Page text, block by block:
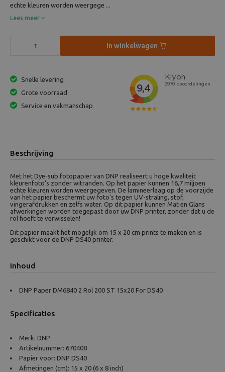
echte kleuren worden weergege ...
Lees meer
In winkelwagen
Snelle levering
Grote voorraad
Service en vakmanschap
Beschrijving
Met het Dye-sub fotopapier van DNP realiseert u hoge kwaliteit
kleurenfoto's zonder witranden. Op het papier kunnen 16,7 miljoen
echte kleuren worden weergegeven. De lamineerlaag op de voorzijde
van het papier beschermt uw foto's tegen UV-straling, stof,
vingerafdrukken en zelfs water. Op dit papier kunnen Mat en Glans
afwerkingen worden toegepast door uw DNP printer, zonder dat u de
rol hoeft te verwisselen!
Dit papier maakt het mogelijk om 15 x 20 cm prints te maken en is
geschikt voor de DNP DS40 printer.
Inhoud
DNP Paper DM6840 2 Rol 200 ST 15x20 For DS40
Specificaties
Merk: DNP
Artikelnummer: 670408
Papier voor: DNP DS40
Afmetingen (cm): 15 x 20 (6 x 8 inch)